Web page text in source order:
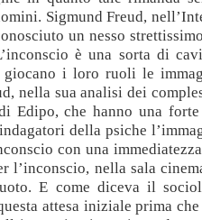
Sigmund Freud,
un nesso
è una sorta di
giocano i loro ruoli le
nella sua analisi dei
Edipo, che hanno una
della psiche
con una
l’inconscio, nella sala
E come diceva il
attesa iniziale prima